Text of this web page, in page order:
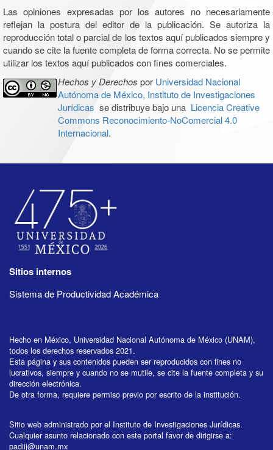
Las opiniones expresadas por los autores no necesariamente
reflejan la postura del editor de la publicación. Se autoriza la
reproducción total o parcial de los textos aquí publicados siempre y
cuando se cite la fuente completa de forma correcta. No se permite
utilizar los textos aquí publicados con fines comerciales.
Hechos y Derechos por Universidad Nacional
Autónoma de México, Instituto de Investigaciones
Jurídicas se distribuye bajo una Licencia Creative
Commons Reconocimiento-NoComercial 4.0
Internacional.
Sitios internos
Sistema de Productividad Académica
Hecho en México, Universidad Nacional Autónoma de México (UNAM),
todos los derechos reservados 2021.
Esta página y sus contenidos pueden ser reproducidos con fines no
lucrativos, siempre y cuando no se mutile, se cite la fuente completa y su
dirección electrónica.
De otra forma, requiere permiso previo por escrito de la institución.
Sitio web administrado por el Instituto de Investigaciones Jurídicas.
Cualquier asunto relacionado con este portal favor de dirigirse a:
padiij@unam.mx